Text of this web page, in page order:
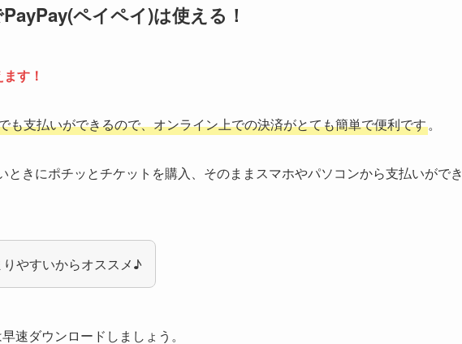
ペイペイ)は使える！
す！
も支払いができるので、オンライン上での決済がとても簡単で便利です。
ときにポチッとチケットを購入、そのままスマホやパソコンから支払いができ
やすいからオススメ♪
速ダウンロードしましょう。